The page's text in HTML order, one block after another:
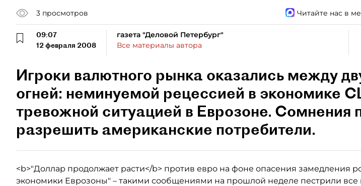
3 просмотров Читайте нас в
09:07
12 февраля 2008
газета "Деловой Петербург"
Все материалы автора
Игроки валютного рынка оказались между
огней: неминуемой рецессией в экономике
тревожной ситуацией в Еврозоне. Сомнения
разрешить американские потребители.
<b>"Доллар продолжает расти</b> против евро на фоне опасения замедления
экономики Еврозоны" – такими сообщениями на прошлой неделе пестрили все